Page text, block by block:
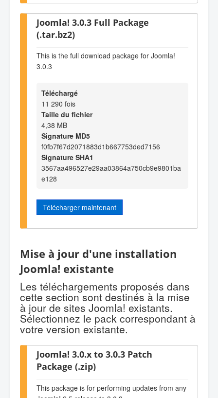
Joomla! 3.0.3 Full Package
(.tar.bz2)
This is the full download package for Joomla!
3.0.3
Téléchargé
11 290 fois
Taille du fichier
4,38 MB
Signature MD5
f0fb7f67d2071883d1b667753ded7156
Signature SHA1
3567aa496527e29aa03864a750cb9e9801ba
e128
Télécharger maintenant
Mise à jour d'une installation
Joomla! existante
Les téléchargements proposés dans
cette section sont destinés à la mise
à jour de sites Joomla! existants.
Sélectionnez le pack correspondant à
votre version existante.
Joomla! 3.0.x to 3.0.3 Patch
Package (.zip)
This package is for performing updates from any